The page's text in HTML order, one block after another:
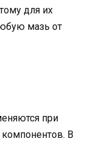
для их
мазь от
при
компонентов. В